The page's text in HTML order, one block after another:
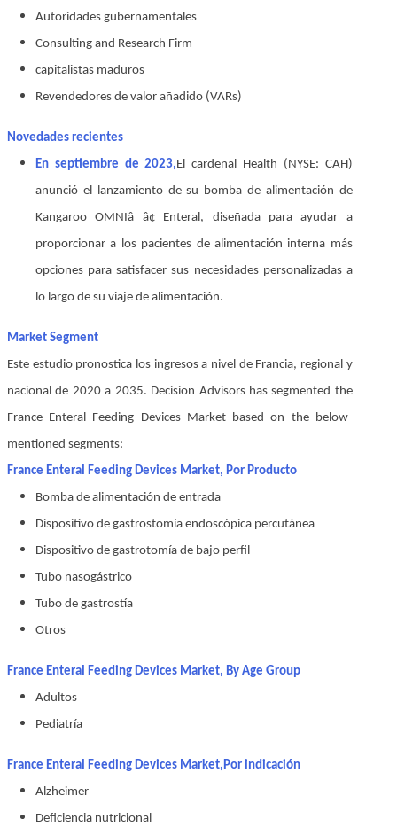
Autoridades gubernamentales
Consulting and Research Firm
capitalistas maduros
Revendedores de valor añadido (VARs)
Novedades recientes
En septiembre de 2023, El cardenal Health (NYSE: CAH)
anunció el lanzamiento de su bomba de alimentación de
Kangaroo OMNIâ â¢ Enteral, diseñada para ayudar a
proporcionar a los pacientes de alimentación interna más
opciones para satisfacer sus necesidades personalizadas a
lo largo de su viaje de alimentación.
Market Segment
Este estudio pronostica los ingresos a nivel de Francia, regional y
nacional de 2020 a 2035. Decision Advisors has segmented the
France Enteral Feeding Devices Market based on the below-
mentioned segments:
France Enteral Feeding Devices Market, Por Producto
Bomba de alimentación de entrada
Dispositivo de gastrostomía endoscópica percutánea
Dispositivo de gastrotomía de bajo perfil
Tubo nasogástrico
Tubo de gastrostía
Otros
France Enteral Feeding Devices Market, By Age Group
Adultos
Pediatría
France Enteral Feeding Devices Market, Por indicación
Alzheimer
Deficiencia nutricional